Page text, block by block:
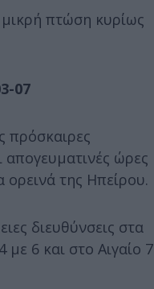
πτώση κυρίως
07
πρόσκαιρες
απογευματινές ώρες
ορεινά της Ηπείρου.
διευθύνσεις στα
με 6 και στο Αιγαίο 7